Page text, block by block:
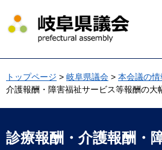
ジ
先
で
す
。
ュ
を
ば
し
て
文
へ
トップページ > 岐阜県議会 > 本会議の情
介護報酬・障害福祉サービス等報酬の大
診療報酬・介護報酬・